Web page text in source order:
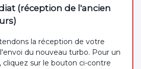
(réception de l'ancien
la réception de votre
du nouveau turbo. Pour un
sur le bouton ci-contre